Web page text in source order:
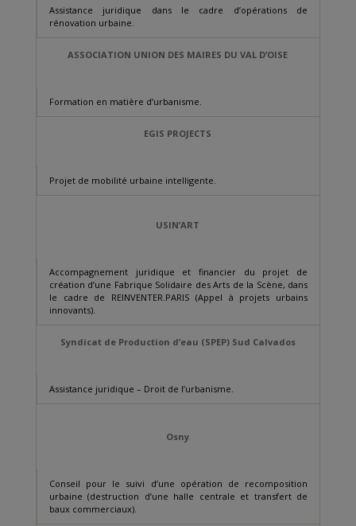
Assistance juridique dans le cadre d’opérations de
rénovation urbaine.
ASSOCIATION UNION DES MAIRES DU VAL D’OISE
Formation en matière d’urbanisme.
EGIS PROJECTS
Projet de mobilité urbaine intelligente.
USIN’ART
Accompagnement juridique et financier du projet de
création d’une Fabrique Solidaire des Arts de la Scène, dans
le cadre de REINVENTER.PARIS (Appel à projets urbains
innovants).
Syndicat de Production d’eau (SPEP) Sud Calvados
Assistance juridique – Droit de l’urbanisme.
Osny
Conseil pour le suivi d’une opération de recomposition
urbaine (destruction d’une halle centrale et transfert de
baux commerciaux).